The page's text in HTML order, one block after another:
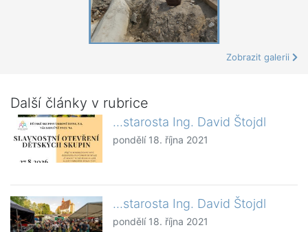
Zobrazit galerii
Další články v rubrice
...starosta Ing. David Štojdl
pondělí 18. října 2021
...starosta Ing. David Štojdl
pondělí 18. října 2021